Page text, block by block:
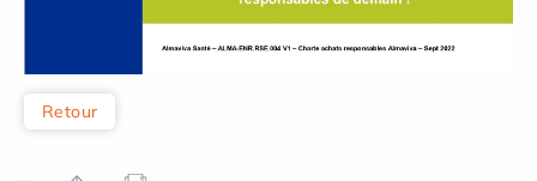
Retour